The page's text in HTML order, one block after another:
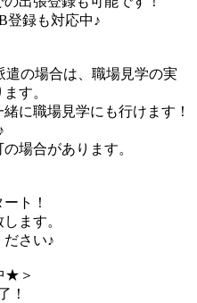
登録も対応中♪
の場合は、職場見学の実
す。
に職場見学にも行けます！
場合があります。
ト！
ます。
さい♪
★＞
！